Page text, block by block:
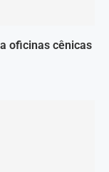
oficinas cênicas